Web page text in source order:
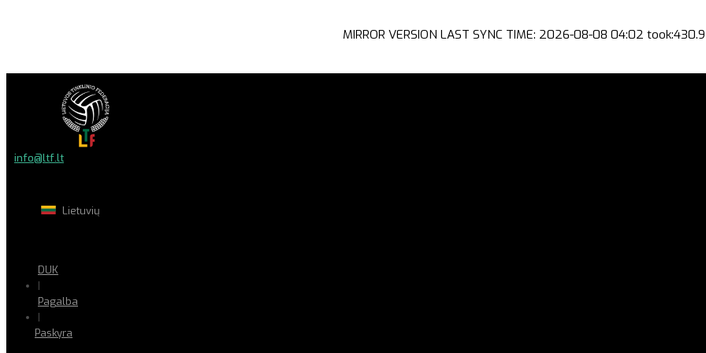
MIRROR VERSION LAST SYNC TIME: 2026-08-08 04:02
info@ltf.lt
Lietuvių
DUK
|
Pagalba
|
Paskyra